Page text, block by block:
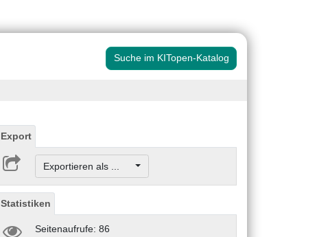
Suche im KITopen-Katalog
Export
Exportieren als ...
Statistiken
Seitenaufrufe: 86